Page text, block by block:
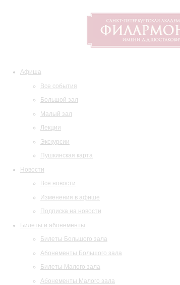
Афиша
Все события
Большой зал
Малый зал
Лекции
Экскурсии
Пушкинская карта
Новости
Все новости
Изменения в афише
Подписка на новости
Билеты и абонементы
Билеты Большого зала
Абонементы Большого зала
Билеты Малого зала
Абонементы Малого зала